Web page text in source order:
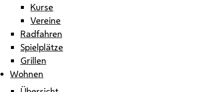
Kurse
Vereine
Radfahren
Spielplätze
Grillen
Wohnen